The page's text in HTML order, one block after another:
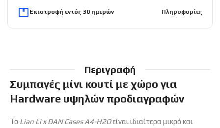
Επιστροφή εντός 30 ημερών Πληροφορίες
Περιγραφή
Συμπαγές μίνι κουτί με χώρο για
Hardware υψηλών προδιαγραφών
Το Lian Li x DAN Cases A4-H2Oείναι ιδιαίτερα μικρό και